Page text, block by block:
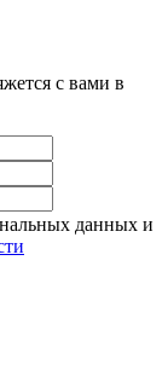
с вами в
данных и